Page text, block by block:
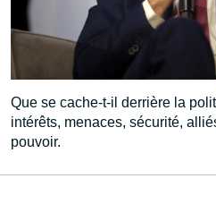
Que se cache-t-il derrière la
intérêts, menaces, sécurité,
pouvoir.